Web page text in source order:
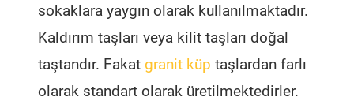
sokaklara yaygın olarak kullanılmaktadır.
Kaldırım taşları veya kilit taşları doğal
taştandır. Fakat granit küp taşlardan farlı
olarak standart olarak üretilmektedirler.